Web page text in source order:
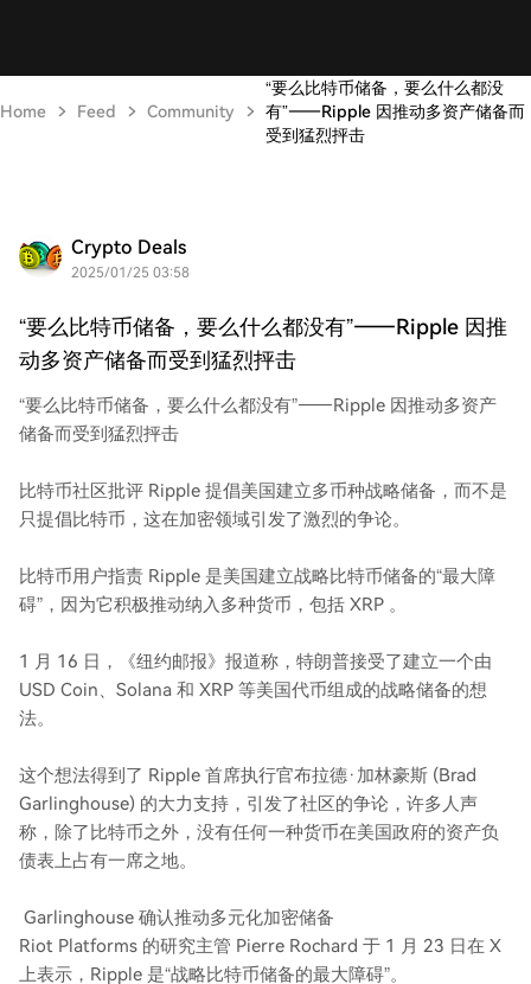
Home Feed Community
“要么比特币储备，要么什么都没
有”——Ripple 因推动多资产储备而
受到猛烈抨击
Crypto Deals
2025/01/25 03:58
“要么比特币储备，要么什么都没有”——Ripple 因推
动多资产储备而受到猛烈抨击
“要么比特币储备，要么什么都没有”——Ripple 因推动多资产
储备而受到猛烈抨击
比特币社区批评 Ripple 提倡美国建立多币种战略储备，而不是
只提倡比特币，这在加密领域引发了激烈的争论。
比特币用户指责 Ripple 是美国建立战略比特币储备的“最大障
碍”，因为它积极推动纳入多种货币，包括 XRP 。
1 月 16 日，《纽约邮报》报道称，特朗普接受了建立一个由
USD Coin、Solana 和 XRP 等美国代币组成的战略储备的想
法。
这个想法得到了 Ripple 首席执行官布拉德·加林豪斯 (Brad
Garlinghouse) 的大力支持，引发了社区的争论，许多人声
称，除了比特币之外，没有任何一种货币在美国政府的资产负
债表上占有一席之地。
Garlinghouse 确认推动多元化加密储备
Riot Platforms 的研究主管 Pierre Rochard 于 1 月 23 日在 X
上表示，Ripple 是“战略比特币储备的最大障碍”。